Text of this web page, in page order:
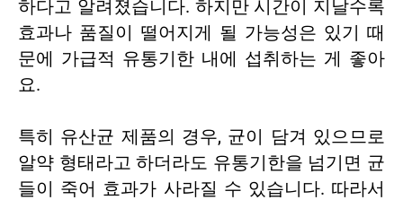
하다고 알려졌습니다. 하지만 시간이 지날수록
효과나 품질이 떨어지게 될 가능성은 있기 때
문에 가급적 유통기한 내에 섭취하는 게 좋아
요.
특히 유산균 제품의 경우, 균이 담겨 있으므로
알약 형태라고 하더라도 유통기한을 넘기면 균
들이 죽어 효과가 사라질 수 있습니다. 따라서